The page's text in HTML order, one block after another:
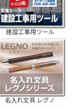
建設工事用ツール
名入れ文具 レグノ